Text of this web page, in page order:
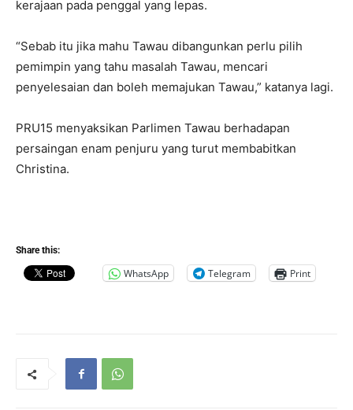
kerajaan pada penggal yang lepas.
“Sebab itu jika mahu Tawau dibangunkan perlu pilih
pemimpin yang tahu masalah Tawau, mencari
penyelesaian dan boleh memajukan Tawau,” katanya lagi.
PRU15 menyaksikan Parlimen Tawau berhadapan
persaingan enam penjuru yang turut membabitkan
Christina.
Share this:
WhatsApp Telegram Print